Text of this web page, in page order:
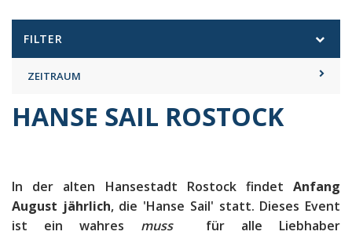
FILTER
ZEITRAUM
HANSE SAIL ROSTOCK
In der alten Hansestadt Rostock findet Anfang
August jährlich, die 'Hanse Sail' statt. Dieses Event
ist ein wahres muss
für alle Liebhaber